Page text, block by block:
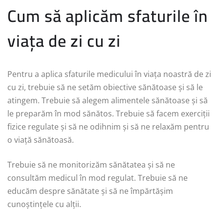
Cum să aplicăm sfaturile în
viața de zi cu zi
Pentru a aplica sfaturile medicului în viața noastră de zi
cu zi, trebuie să ne setăm obiective sănătoase și să le
atingem. Trebuie să alegem alimentele sănătoase și să
le preparăm în mod sănătos. Trebuie să facem exerciții
fizice regulate și să ne odihnim și să ne relaxăm pentru
o viață sănătoasă.
Trebuie să ne monitorizăm sănătatea și să ne
consultăm medicul în mod regulat. Trebuie să ne
educăm despre sănătate și să ne împărtășim
cunoștințele cu alții.